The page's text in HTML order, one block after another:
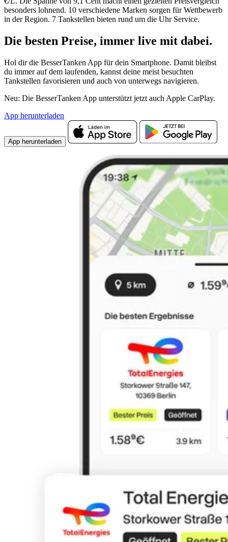
besonders lohnend. 10 verschiedene Marken sorgen für Wettbewerb
in der Region. 7 Tankstellen bieten rund um die Uhr Service.
Die besten Preise, immer live mit dabei.
Hol dir die BesserTanken App für dein Smartphone. Damit bleibst
du immer auf dem laufenden, kannst deine meist besuchten
Tankstellen favorisieren und auch von unterwegs navigieren.
Neu: Die BesserTanken App unterstützt jetzt auch Apple CarPlay.
App herunterladen
App herunterladen